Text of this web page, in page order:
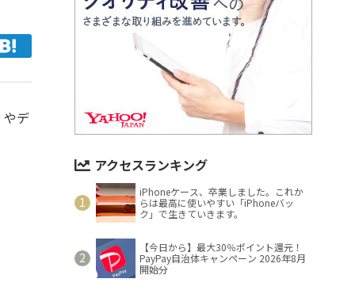
デ
アクセスランキング
iPhoneケース、卒業しました。これか
らは最高に使いやすい「iPhoneバッ
ク」で生きていきます。
【今日から】最大30％ポイント還元！
PayPay自治体キャンペーン 2026年8月
開始分